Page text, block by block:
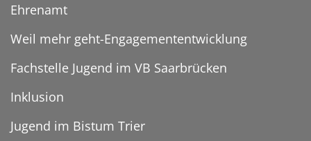
Ehrenamt
Weil mehr geht-Engagemententwicklung
Fachstelle Jugend im VB Saarbrücken
Inklusion
Jugend im Bistum Trier